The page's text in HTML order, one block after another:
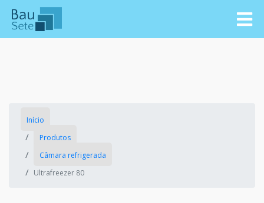
Início
Produtos
Câmara refrigerada
Ultrafreezer 80